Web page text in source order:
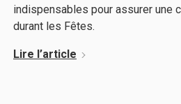
indispensables pour assurer une
durant les Fêtes.
Lire l’article